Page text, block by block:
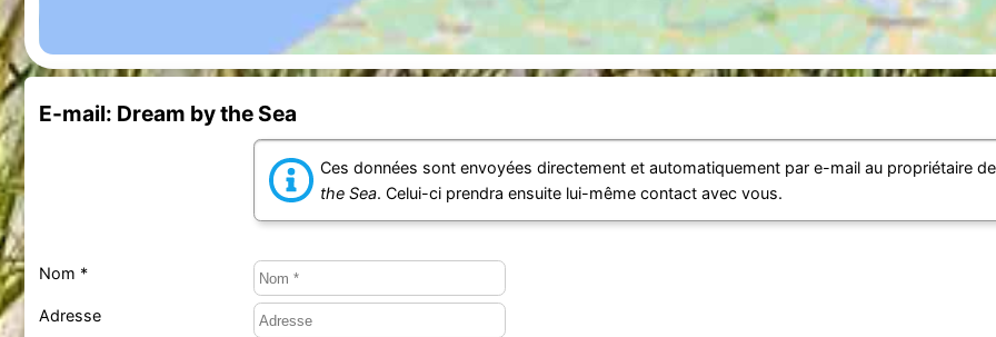
E-mail: Dream by the Sea
Ces données sont envoyées directement et automatiquement par e-mail au propriétaire
the Sea. Celui-ci prendra ensuite lui-même contact avec vous.
Nom *
Adresse